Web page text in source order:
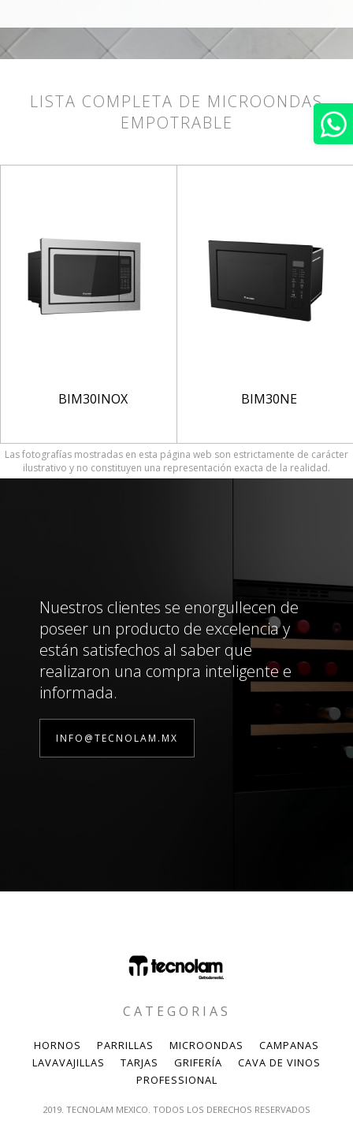
LISTA COMPLETA DE MICROONDAS
EMPOTRABLE
BIM30INOX BIM30NE
Las fotografías mostradas en esta página web son estrictamente de carácter
ilustrativo y no constituyen una representación exacta de la realidad.
Nuestros clientes se enorgullecen de
poseer un producto de excelencia y
están satisfechos al saber que
realizaron una compra inteligente e
informada.
INFO@TECNOLAM.MX
CATEGORIAS
HORNOS PARRILLAS MICROONDAS
CAMPANAS
LAVAVAJILLAS
TARJAS GRIFERÍA
CAVA DE VINOS
PROFESSIONAL
2019. TECNOLAM MEXICO. TODOS LOS DERECHOS RESERVADOS